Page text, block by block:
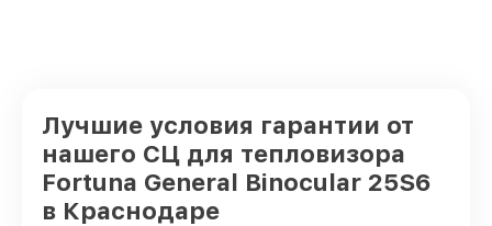
Лучшие условия гарантии от
нашего СЦ для тепловизора
Fortuna General Binocular 25S6
в Краснодаре